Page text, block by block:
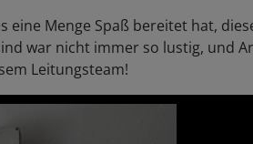
eine Menge Spaß bereitet hat,
war nicht immer so lustig, und
Leitungsteam!